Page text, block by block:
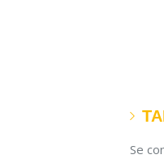
Se